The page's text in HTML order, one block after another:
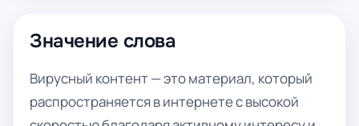
Значение слова
Вирусный контент — это материал, который
распространяется в интернете с высокой